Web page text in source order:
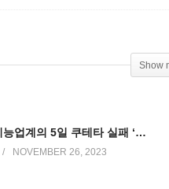
Show
인공지능업계의 5일 쿠테타 실패 ‘알트만 오픈 AI CEO로 복귀’
NOVEMBER 26, 2023